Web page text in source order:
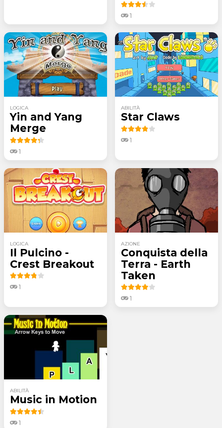
1
LOGICA
Yin and Yang
Merge
1
ABILITÀ
Star Claws
1
LOGICA
Il Pulcino -
Crest Breakout
1
AZIONE
Conquista della
Terra - Earth
Taken
1
ABILITÀ
Music in Motion
1